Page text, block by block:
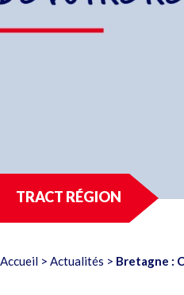
TRACT RÉGION
Accueil > Actualités > Bretagne :